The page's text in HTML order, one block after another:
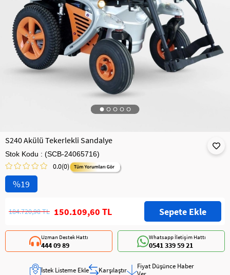
S240 Akülü Tekerlekli Sandalye
Stok Kodu (SCB-24065716)
0.0(0)
19
184.720,98 TL 150.109,60 TL
Whatsapp İletişim Hattı
0541 339 59 21
Uzman Destek Hattı
444 09 89
İstek Listeme Ekle Karşılaştır
Fiyat Düşünce Haber